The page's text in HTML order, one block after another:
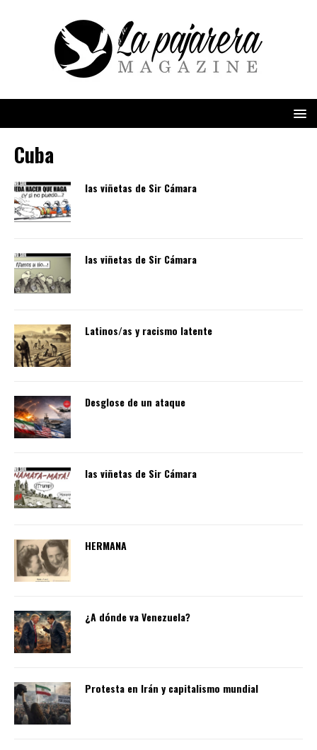
Cuba
las viñetas de Sir Cámara
las viñetas de Sir Cámara
Latinos/as y racismo latente
Desglose de un ataque
las viñetas de Sir Cámara
HERMANA
¿A dónde va Venezuela?
Protesta en Irán y capitalismo mundial